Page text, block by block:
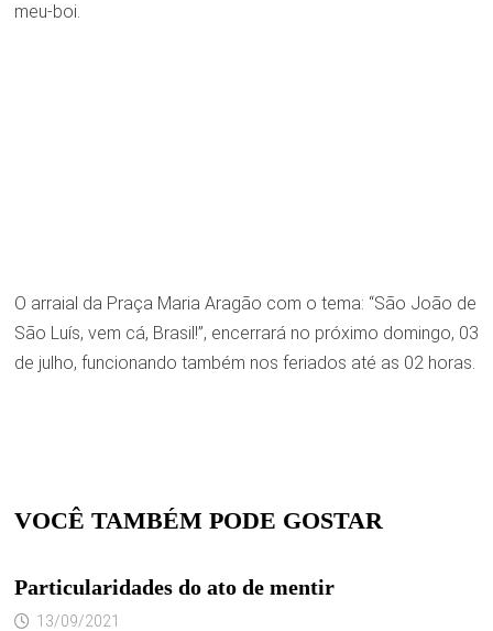
meu-boi.
O arraial da Praça Maria Aragão com o tema: “São João de
São Luís, vem cá, Brasil!”, encerrará no próximo domingo, 03
de julho, funcionando também nos feriados até as 02 horas.
VOCÊ TAMBÉM PODE GOSTAR
Particularidades do ato de mentir
13/09/2021